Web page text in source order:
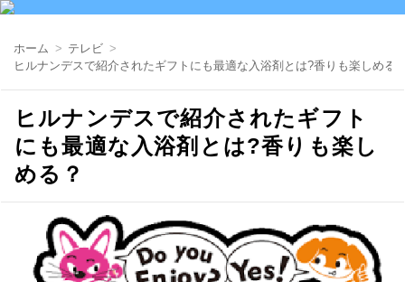
ホーム
テレビ
ヒルナンデスで紹介されたギフトにも最適な入浴剤とは?香りも楽しめる
ヒルナンデスで紹介されたギフト
にも最適な入浴剤とは?香りも楽し
める？